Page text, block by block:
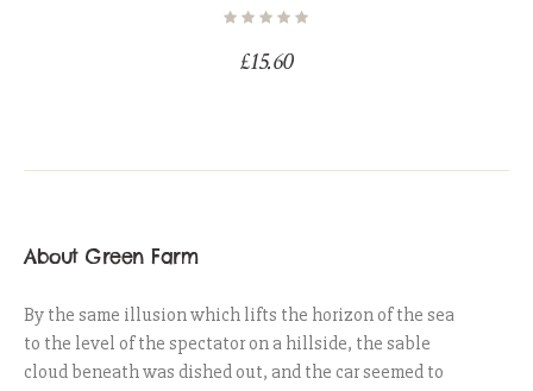
£15.60
About Green Farm
By the same illusion which lifts the horizon of the sea
to the level of the spectator on a hillside, the sable
cloud beneath was dished out, and the car seemed to